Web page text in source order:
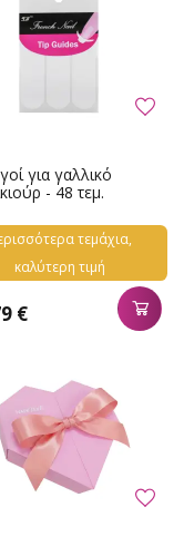
για γαλλικό
- 48 τεμ.
τεμάχια,
καλύτερη τιμή
€